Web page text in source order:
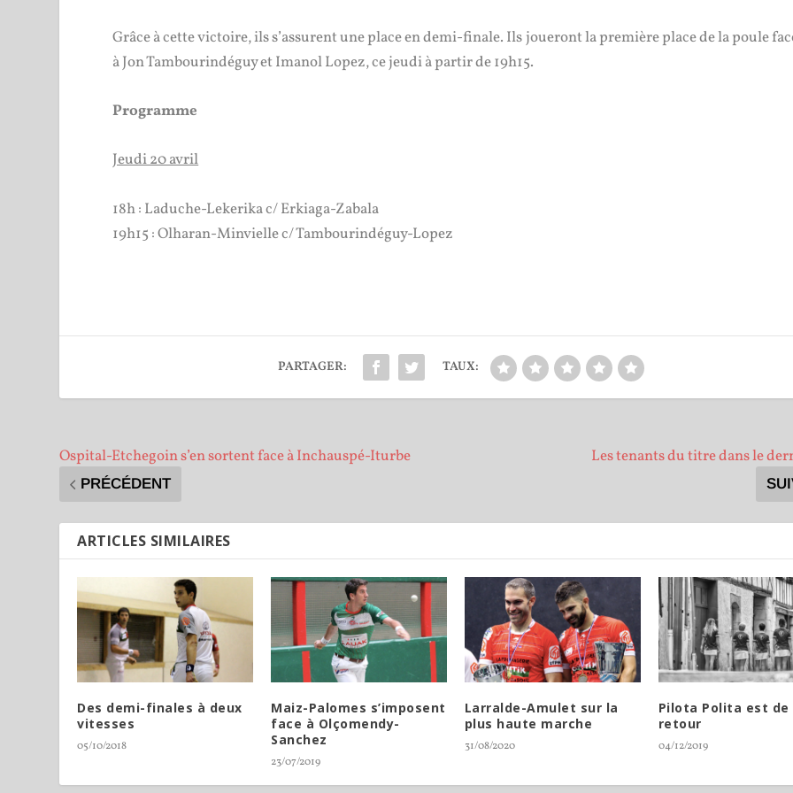
Grâce à cette victoire, ils s’assurent une place en demi-finale. Ils joueront la première place de la poule
à Jon Tambourindéguy et Imanol Lopez, ce jeudi à partir de 19h15.
Programme
Jeudi 20 avril
18h : Laduche-Lekerika c/ Erkiaga-Zabala
19h15 : Olharan-Minvielle c/ Tambourindéguy-Lopez
PARTAGER: TAUX:
Ospital-Etchegoin s’en sortent face à Inchauspé-Iturbe
PRÉCÉDENT
Les tenants du titre dans le
ARTICLES SIMILAIRES
Des demi-finales à deux
vitesses
05/10/2018
Maiz-Palomes s’imposent
face à Olçomendy-
Sanchez
23/07/2019
Larralde-Amulet sur la
plus haute marche
31/08/2020
Pilota Polita est de
retour
04/12/2019